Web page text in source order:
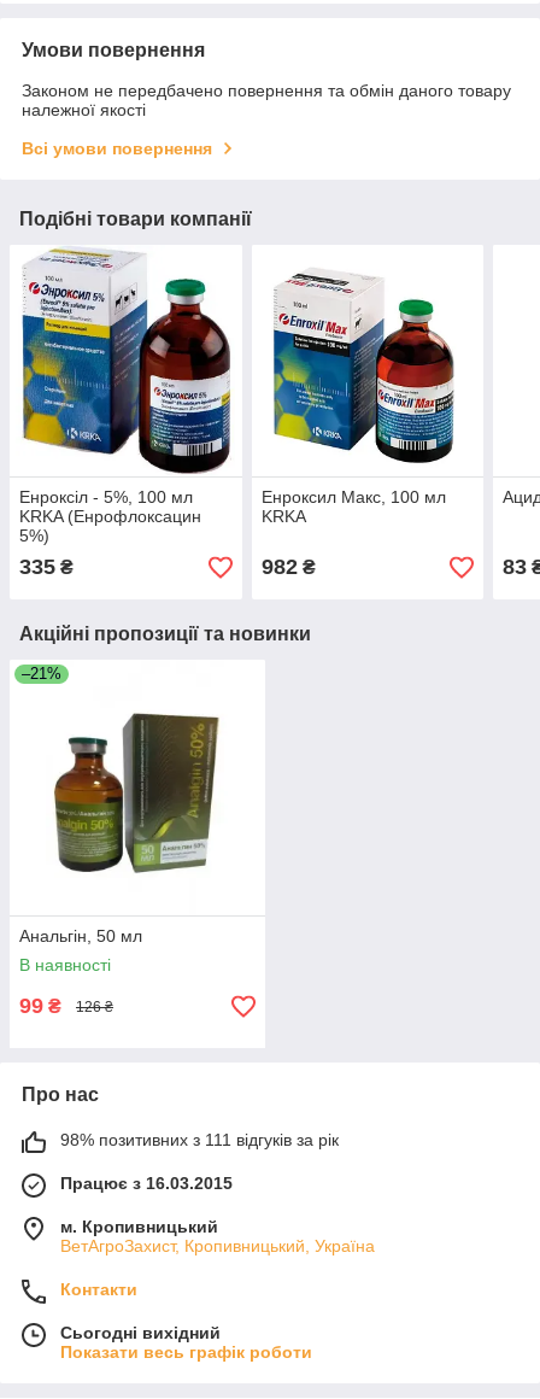
Умови повернення
Законом не передбачено повернення та обмін даного товару
належної якості
Всі умови повернення
Подібні товари компанії
Енроксіл - 5%, 100 мл
KRKA (Енрофлоксацин
5%)
335 ₴
Енроксил Макс, 100 мл
KRKA
982₴ 83
Акційні пропозиції та новинки
–21%
Анальгін, 50 мл
В наявності
99 ₴ 126 ₴
Про нас
98% позитивних з 111 відгуків за рік
Працює з 16.03.2015
м. Кропивницький
ВетАгроЗахист, Кропивницький, Україна
Контакти
Сьогодні вихідний
Показати весь графік роботи